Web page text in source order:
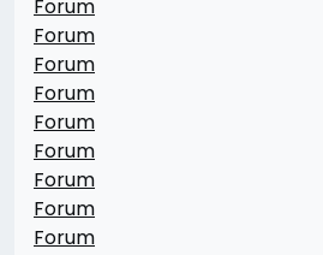
Forum
Forum
Forum
Forum
Forum
Forum
Forum
Forum
Forum